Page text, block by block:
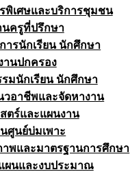
พิเศษและบริการชุมชน
นครูที่ปรึกษา
ารนักเรียน นักศึกษา
านปกครอง
รมนักเรียน นักศึกษา
วอาชีพและจัดหางาน
ตร์และแผนงาน
ศูนย์บ่มเพาะ
พและมาตรฐานการศึกษา
ผนและงบประมาณ